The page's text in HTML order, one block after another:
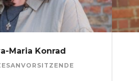
Maria Konrad